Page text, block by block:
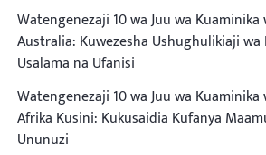
Watengenezaji 10 wa Juu wa
Australia: Kuwezesha Ushughulikiaji wa
Usalama na Ufanisi
Watengenezaji 10 wa Juu wa
Afrika Kusini: Kukusaidia Kufanya
Ununuzi